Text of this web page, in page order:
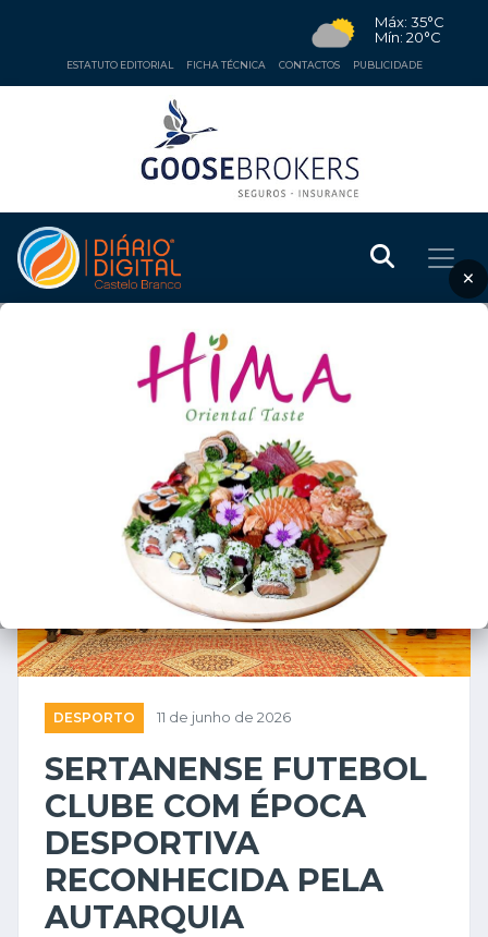
Máx: 35°C
Mín: 20°C
ESTATUTO EDITORIAL FICHA TÉCNICA CONTACTOS PUBLICIDADE
×
DESPORTO 11 de junho de 2026
SERTANENSE FUTEBOL
CLUBE COM ÉPOCA
DESPORTIVA
RECONHECIDA PELA
AUTARQUIA